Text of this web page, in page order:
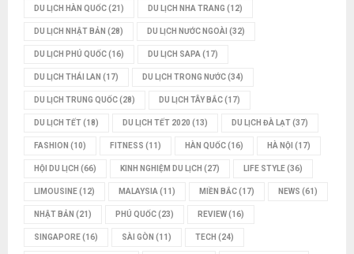
DU LỊCH HÀN QUỐC(21) DU LỊCH NHA TRANG (12)
DU LỊCH NHẬT BẢN (28) DU LỊCH NƯỚC NGOÀI (32)
DU LỊCH PHÚ QUỐC(16) DU LỊCH SAPA (17)
DU LỊCH THÁI LAN (17) DU LỊCH TRONG NƯỚC(34)
DU LỊCH TRUNG QUỐC(28) DU LỊCH TÂY BẮC(17)
DU LỊCH TẾT(18) DU LỊCH TẾT 2020 (13) DU LỊCH ĐÀ LẠT(37)
FASHION (10) FITNESS (11) HÀN QUỐC(16) HÀ NỘI (17)
HỘI DU LỊCH (66) KINH NGHIỆM DU LỊCH (27) LIFE STYLE(36)
LIMOUSINE(12) MALAYSIA (11) MIỀN BẮC(17) NEWS (61)
NHẬT BẢN (21) PHÚ QUỐC(23) REVIEW(16)
SINGAPORE(16) SÀI GÒN (11) TECH (24)